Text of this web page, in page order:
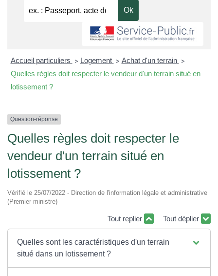
Accueil particuliers > Logement > Achat d'un terrain >
Quelles règles doit respecter le vendeur d'un terrain situé en
lotissement ?
Question-réponse
Quelles règles doit respecter le
vendeur d'un terrain situé en
lotissement ?
Vérifié le 25/07/2022 - Direction de l'information légale et administrative
(Premier ministre)
Tout replier Tout déplier
Quelles sont les caractéristiques d'un terrain
situé dans un lotissement ?